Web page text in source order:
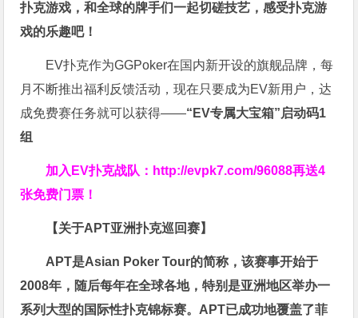
扑克游戏，和全球的牌手们一起切磋技艺，感受扑克游
戏的乐趣吧！
EV扑克作为GGPoker在国内新开设的旗舰品牌，每
月不断推出福利反馈活动，现在只要成为EV新用户，达
成免费赛任务就可以获得——“EV专属大宝箱”启动码1
组
加入EV扑克战队： http://evpk7.com/96088再送4
张免费门票！
【关于APT亚洲扑克巡回赛】
APT是Asian Poker Tour的简称，该赛事开始于
2008年，随后每年在全球各地，特别是亚洲地区举办一
系列大型的国际性扑克锦标赛。APT已成功地覆盖了菲